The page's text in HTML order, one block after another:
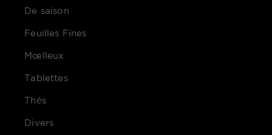
De saison
Feuilles Fines
Mœlleux
Tablettes
Thés
Divers